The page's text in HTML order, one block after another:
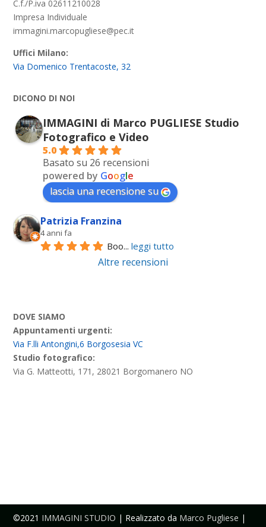
C.f./P.iva 02611210028
Impresa Individuale
immagini.marcopugliese@pec.it
Uffici Milano:
Via Domenico Trentacoste, 32
DICONO DI NOI
IMMAGINI di Marco PUGLIESE Studio
Fotografico e Video
5.0
Basato su 26 recensioni
powered by Google
lascia una recensione su
Patrizia Franzina
4 anni fa
Boo... leggi tutto
Altre recensioni
DOVE SIAMO
Appuntamenti urgenti:
Via F.lli Antongini,6 Borgosesia VC
Studio fotografico:
Via G. Matteotti, 171, 28021 Borgomanero NO
©2021 IMMAGINI STUDIO | Realizzato da Marco Pugliese |